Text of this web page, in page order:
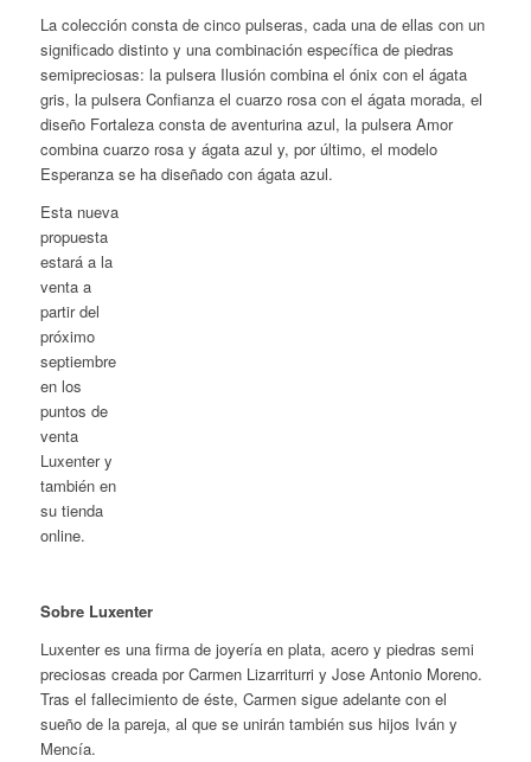
La colección consta de cinco pulseras, cada una de ellas con un
significado distinto y una combinación específica de piedras
semipreciosas: la pulsera Ilusión combina el ónix con el ágata
gris, la pulsera Confianza el cuarzo rosa con el ágata morada, el
diseño Fortaleza consta de aventurina azul, la pulsera Amor
combina cuarzo rosa y ágata azul y, por último, el modelo
Esperanza se ha diseñado con ágata azul.
Esta nueva
propuesta
estará a la
venta a
partir del
próximo
septiembre
en los
puntos de
venta
Luxenter y
también en
su tienda
online.
Sobre Luxenter
Luxenter es una firma de joyería en plata, acero y piedras semi
preciosas creada por Carmen Lizarriturri y Jose Antonio Moreno.
Tras el fallecimiento de éste, Carmen sigue adelante con el
sueño de la pareja, al que se unirán también sus hijos Iván y
Mencía.